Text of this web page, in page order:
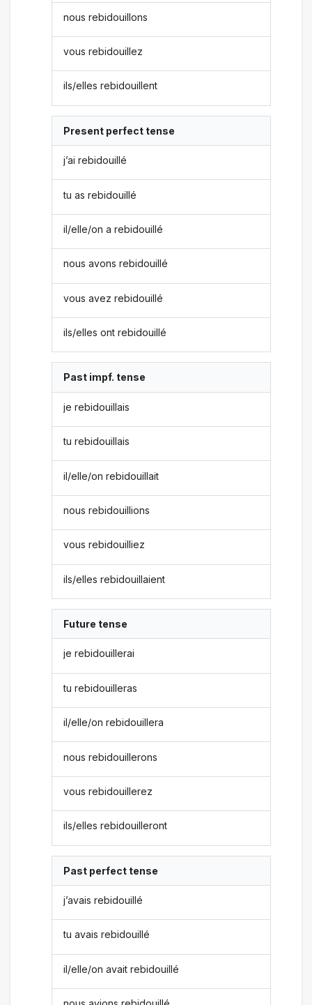
nous rebidouillons
vous rebidouillez
ils/elles rebidouillent
Present perfect tense
j’ai rebidouillé
tu as rebidouillé
il/elle/on a rebidouillé
nous avons rebidouillé
vous avez rebidouillé
ils/elles ont rebidouillé
Past impf. tense
je rebidouillais
tu rebidouillais
il/elle/on rebidouillait
nous rebidouillions
vous rebidouilliez
ils/elles rebidouillaient
Future tense
je rebidouillerai
tu rebidouilleras
il/elle/on rebidouillera
nous rebidouillerons
vous rebidouillerez
ils/elles rebidouilleront
Past perfect tense
j’avais rebidouillé
tu avais rebidouillé
il/elle/on avait rebidouillé